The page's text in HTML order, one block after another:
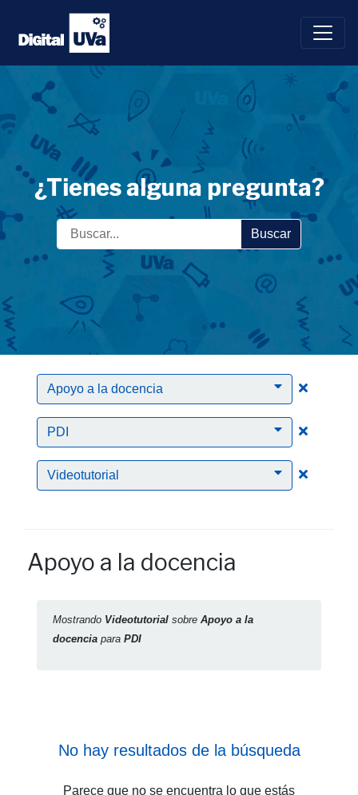
Saltar
contenido
¿Tienes alguna pregunta?
Buscar
Apoyo a la docencia Clic
PDI Clic
Videotutorial Clic
Apoyo a la docencia
Mostrando Videotutorial sobre Apoyo a la
docencia para PDI
No hay resultados de la búsqueda
Parece que no se encuentra lo que estás